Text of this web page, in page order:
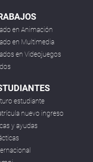
en Animación
en Multimedia
en Videojuegos
estudiante
nuevo ingreso
y ayudas